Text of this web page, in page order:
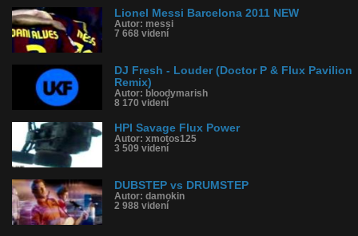
Lionel Messi Barcelona 2011 NEW
Autor: messi
7 668 videní
DJ Fresh - Louder (Doctor P & Flux Pavilion
Remix)
Autor: bloodymarish
8 170 videní
HPI Savage Flux Power
Autor: xmotos125
3 509 videní
DUBSTEP vs DRUMSTEP
Autor: damokin
2 988 videní